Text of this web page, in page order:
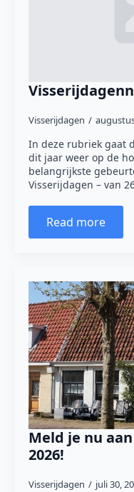
Visserijdagen
In deze rubriek gaat
dit jaar weer op de
belangrijkste
Visserijdagen – van
Read more
Meld je nu
2026!
Visserijdagen juli 30,